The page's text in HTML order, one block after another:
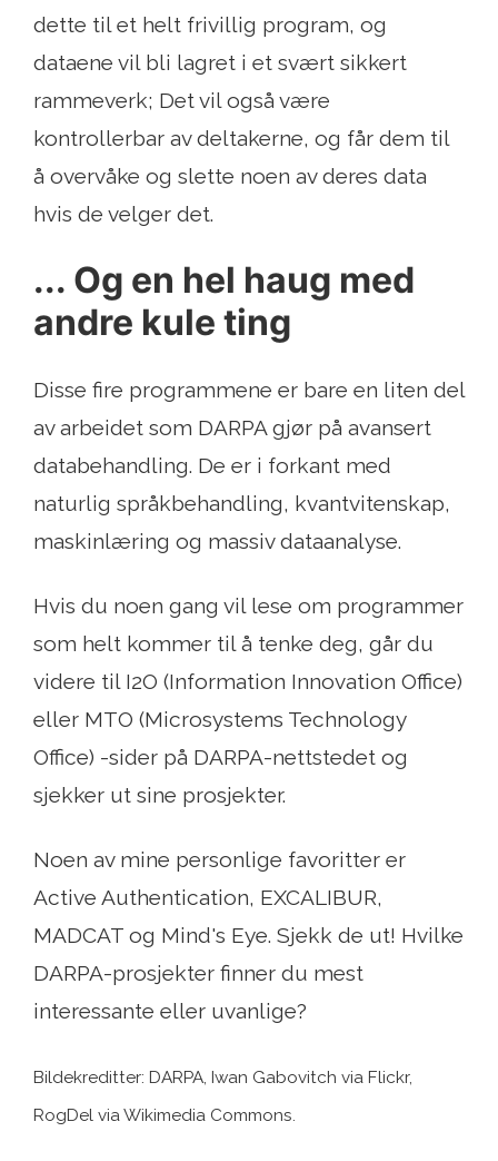
dette til et helt frivillig program, og
dataene vil bli lagret i et svært sikkert
rammeverk; Det vil også være
kontrollerbar av deltakerne, og får dem til
å overvåke og slette noen av deres data
hvis de velger det.
... Og en hel haug med
andre kule ting
Disse fire programmene er bare en liten del
av arbeidet som DARPA gjør på avansert
databehandling. De er i forkant med
naturlig språkbehandling, kvantvitenskap,
maskinlæring og massiv dataanalyse.
Hvis du noen gang vil lese om programmer
som helt kommer til å tenke deg, går du
videre til I2O (Information Innovation Office)
eller MTO (Microsystems Technology
Office) -sider på DARPA-nettstedet og
sjekker ut sine prosjekter.
Noen av mine personlige favoritter er
Active Authentication, EXCALIBUR,
MADCAT og Mind's Eye. Sjekk de ut! Hvilke
DARPA-prosjekter finner du mest
interessante eller uvanlige?
Bildekreditter: DARPA, Iwan Gabovitch via Flickr,
RogDel via Wikimedia Commons.